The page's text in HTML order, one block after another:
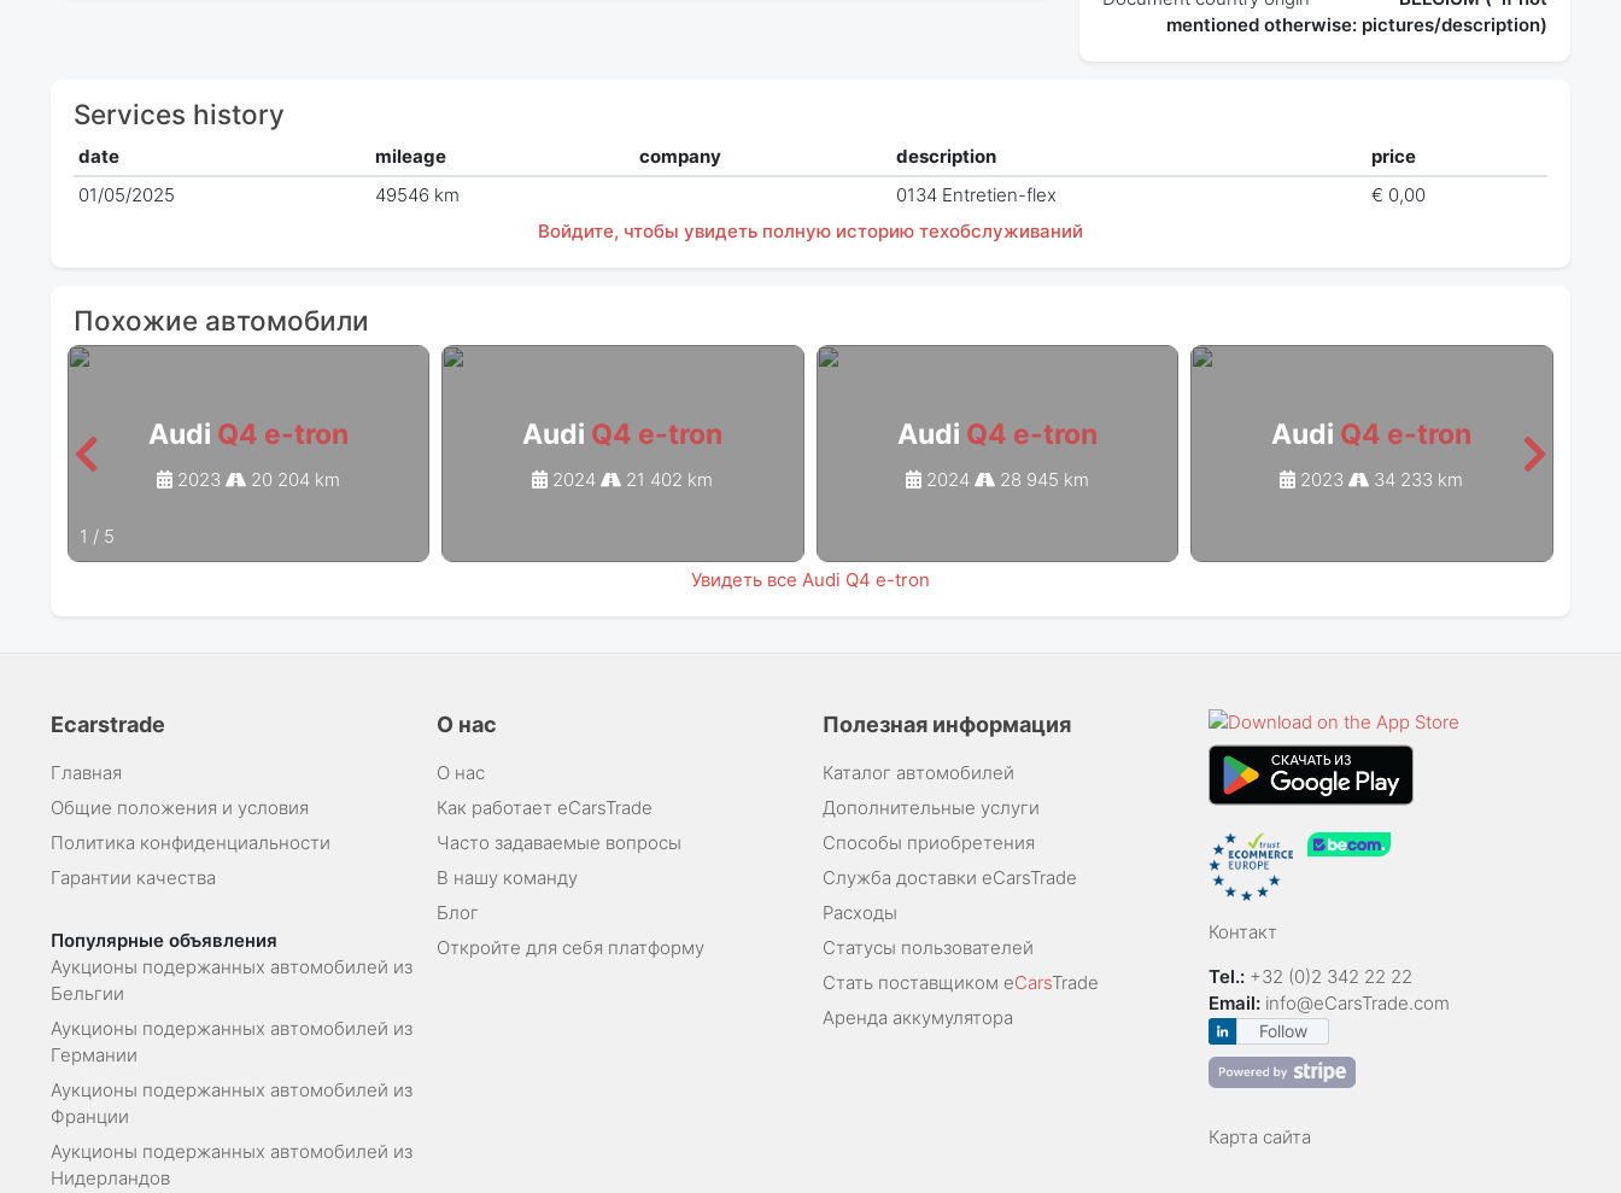
mentioned otherwise: pictures/description)
Services history
date mileage company description
price
01/05/2025
49546 km 0134 Entretien-flex
€ 0,00
Войдите, чтобы увидеть полную историю техобслуживаний
Похожие автомобили
Audi Q4 e-tron
2023 20 204 km
Audi Q4 e-tron
2024 21 402 km
Audi Q4 e-tron
2024 28 945 km
Audi Q4 e-tron
2023 34 233 km
1 / 5
Увидеть все Audi Q4 e-tron
Ecarstrade
Главная
Общие положения и условия
Политика конфиденциальности
Гарантии качества
Популярные объявления
Аукционы подержанных автомобилей из
Бельгии
Аукционы подержанных автомобилей из
Германии
Аукционы подержанных автомобилей из
Франции
Аукционы подержанных автомобилей из
Нидерландов
О нас
О нас
Как работает eCarsTrade
Часто задаваемые вопросы
В нашу команду
Блог
Откройте для себя платформу
Полезная информация
Каталог автомобилей
Дополнительные услуги
Способы приобретения
Служба доставки eCarsTrade
Расходы
Статусы пользователей
Стать поставщиком eCarsTrade
Аренда аккумулятора
Контакт
Tel.: +32 (0)2 342 22 22
Email: info@eCarsTrade.com
Follow
Карта сайта